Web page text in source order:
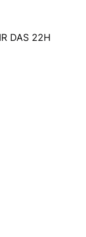
DAS 22H